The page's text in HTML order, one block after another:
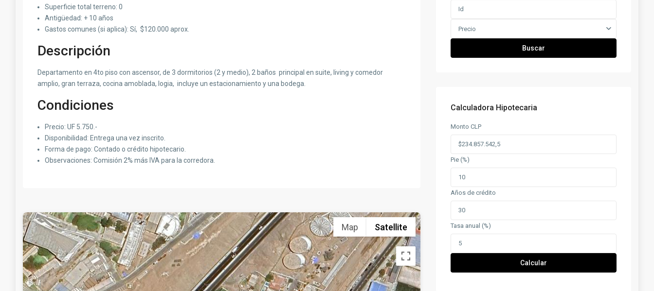
Superficie total terreno: 0
Antigüedad: + 10 años
Gastos comunes (si aplica): Sí, $120.000 aprox.
Descripción
Departamento en 4to piso con ascensor, de 3 dormitorios (2 y medio), 2 baños principal en suite, living y comedor
amplio, gran terraza, cocina amoblada, logia, incluye un estacionamiento y una bodega.
Condiciones
Precio: UF 5.750.-
Disponibilidad: Entrega una vez inscrito.
Forma de pago: Contado o crédito hipotecario.
Observaciones: Comisión 2% más IVA para la corredora.
Map Satellite
Precio
Buscar
Calculadora Hipotecaria
Monto CLP
Pie (%)
Años de crédito
Tasa anual (%)
Calcular